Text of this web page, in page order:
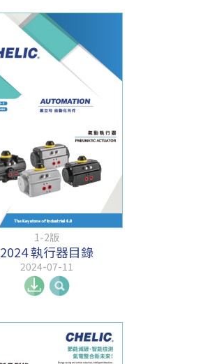
1-2版
2024 執行器目錄
2024-07-11